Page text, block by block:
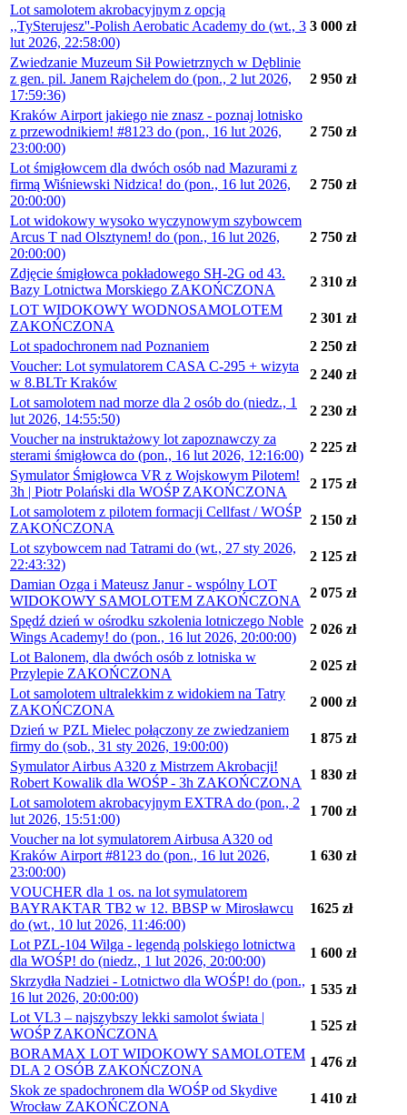
Lot samolotem akrobacyjnym z opcją
,,TySterujesz''-Polish Aerobatic Academy do (wt., 3
lut 2026, 22:58:00)
3 000 zł
Zwiedzanie Muzeum Sił Powietrznych w Dęblinie
z gen. pil. Janem Rajchelem do (pon., 2 lut 2026,
17:59:36)
2 950 zł
Kraków Airport jakiego nie znasz - poznaj lotnisko
z przewodnikiem! #8123 do (pon., 16 lut 2026,
23:00:00)
2 750 zł
Lot śmigłowcem dla dwóch osób nad Mazurami z
firmą Wiśniewski Nidzica! do (pon., 16 lut 2026,
20:00:00)
2 750 zł
Lot widokowy wysoko wyczynowym szybowcem
Arcus T nad Olsztynem! do (pon., 16 lut 2026,
20:00:00)
2 750 zł
Zdjęcie śmigłowca pokładowego SH-2G od 43.
Bazy Lotnictwa Morskiego ZAKOŃCZONA
2 310 zł
LOT WIDOKOWY WODNOSAMOLOTEM
ZAKOŃCZONA
2 301 zł
Lot spadochronem nad Poznaniem
2 250 zł
Voucher: Lot symulatorem CASA C-295 + wizyta
w 8.BLTr Kraków
2 240 zł
Lot samolotem nad morze dla 2 osób do (niedz., 1
lut 2026, 14:55:50)
2 230 zł
Voucher na instruktażowy lot zapoznawczy za
sterami śmigłowca do (pon., 16 lut 2026, 12:16:00)
2 225 zł
Symulator Śmigłowca VR z Wojskowym Pilotem!
3h | Piotr Polański dla WOŚP ZAKOŃCZONA
2 175 zł
Lot samolotem z pilotem formacji Cellfast / WOŚP
ZAKOŃCZONA
2 150 zł
Lot szybowcem nad Tatrami do (wt., 27 sty 2026,
22:43:32)
2 125 zł
Damian Ozga i Mateusz Janur - wspólny LOT
WIDOKOWY SAMOLOTEM ZAKOŃCZONA
2 075 zł
Spędź dzień w ośrodku szkolenia lotniczego Noble
Wings Academy! do (pon., 16 lut 2026, 20:00:00)
2 026 zł
Lot Balonem, dla dwóch osób z lotniska w
Przylepie ZAKOŃCZONA
2 025 zł
Lot samolotem ultralekkim z widokiem na Tatry
ZAKOŃCZONA
2 000 zł
Dzień w PZL Mielec połączony ze zwiedzaniem
firmy do (sob., 31 sty 2026, 19:00:00)
1 875 zł
Symulator Airbus A320 z Mistrzem Akrobacji!
Robert Kowalik dla WOŚP - 3h ZAKOŃCZONA
1 830 zł
Lot samolotem akrobacyjnym EXTRA do (pon., 2
lut 2026, 15:51:00)
1 700 zł
Voucher na lot symulatorem Airbusa A320 od
Kraków Airport #8123 do (pon., 16 lut 2026,
23:00:00)
1 630 zł
VOUCHER dla 1 os. na lot symulatorem
BAYRAKTAR TB2 w 12. BBSP w Mirosławcu
do (wt., 10 lut 2026, 11:46:00)
1625 zł
Lot PZL-104 Wilga - legendą polskiego lotnictwa
dla WOŚP! do (niedz., 1 lut 2026, 20:00:00)
1 600 zł
Skrzydła Nadziei - Lotnictwo dla WOŚP! do (pon.,
16 lut 2026, 20:00:00)
1 535 zł
Lot VL3 – najszybszy lekki samolot świata |
WOŚP ZAKOŃCZONA
1 525 zł
BORAMAX LOT WIDOKOWY SAMOLOTEM
DLA 2 OSÓB ZAKOŃCZONA
1 476 zł
Skok ze spadochronem dla WOŚP od Skydive
Wrocław ZAKOŃCZONA
1 410 zł